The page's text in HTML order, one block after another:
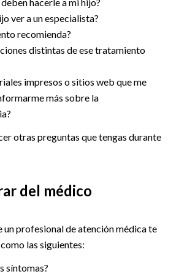
ver a un especialista?
recomienda?
distintas de ese tratamiento
impresos o sitios web que me
más sobre la
otras preguntas que tengas durante
del médico
un profesional de atención médica te
las siguientes:
síntomas?